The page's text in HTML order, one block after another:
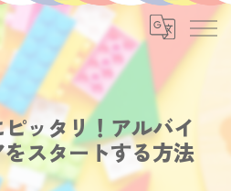
ッタリ！アルバイ
スタートする方法